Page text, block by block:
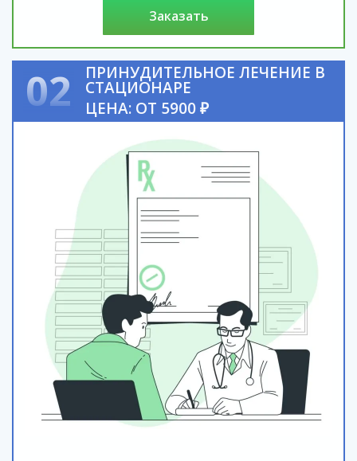
заказать
02 ПРИНУДИТЕЛЬНОЕ ЛЕЧЕНИЕ В
СТАЦИОНАРЕ
ЦЕНА: ОТ 5900 ₽